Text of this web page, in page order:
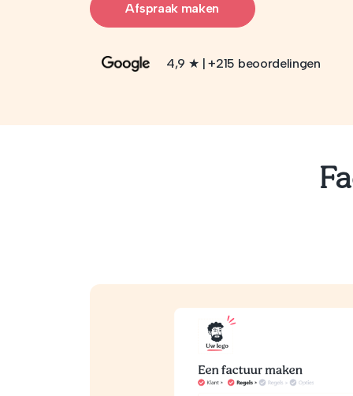
Afspraak maken
4,9 ★ | +215 beoordelingen